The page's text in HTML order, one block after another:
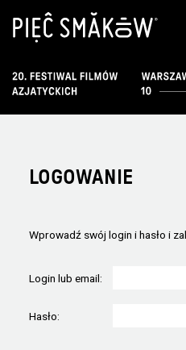
LOGOWANIE
Wprowadź swój login i hasło i
Login lub email:
Hasło: